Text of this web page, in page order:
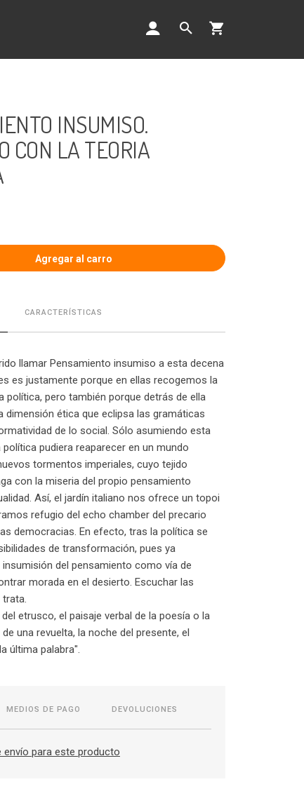
INSUMISO.
CON LA TEORIA
CARACTERÍSTICAS
llamar Pensamiento insumiso a esta decena
es justamente porque en ellas recogemos la
política, pero también porque detrás de ella
dimensión ética que eclipsa las gramáticas
de lo social. Sólo asumiendo esta
pudiera reaparecer en un mundo
tormentos imperiales, cuyo tejido
con la miseria del propio pensamiento
Así, el jardín italiano nos ofrece un topoi
refugio del echo chamber del precario
democracias. En efecto, tras la política se
de transformación, pues ya
del pensamiento como vía de
morada en el desierto. Escuchar las
etrusco, el paisaje verbal de la poesía o la
una revuelta, la noche del presente, el
última palabra".
MEDIOS DE PAGO DEVOLUCIONES
para este producto